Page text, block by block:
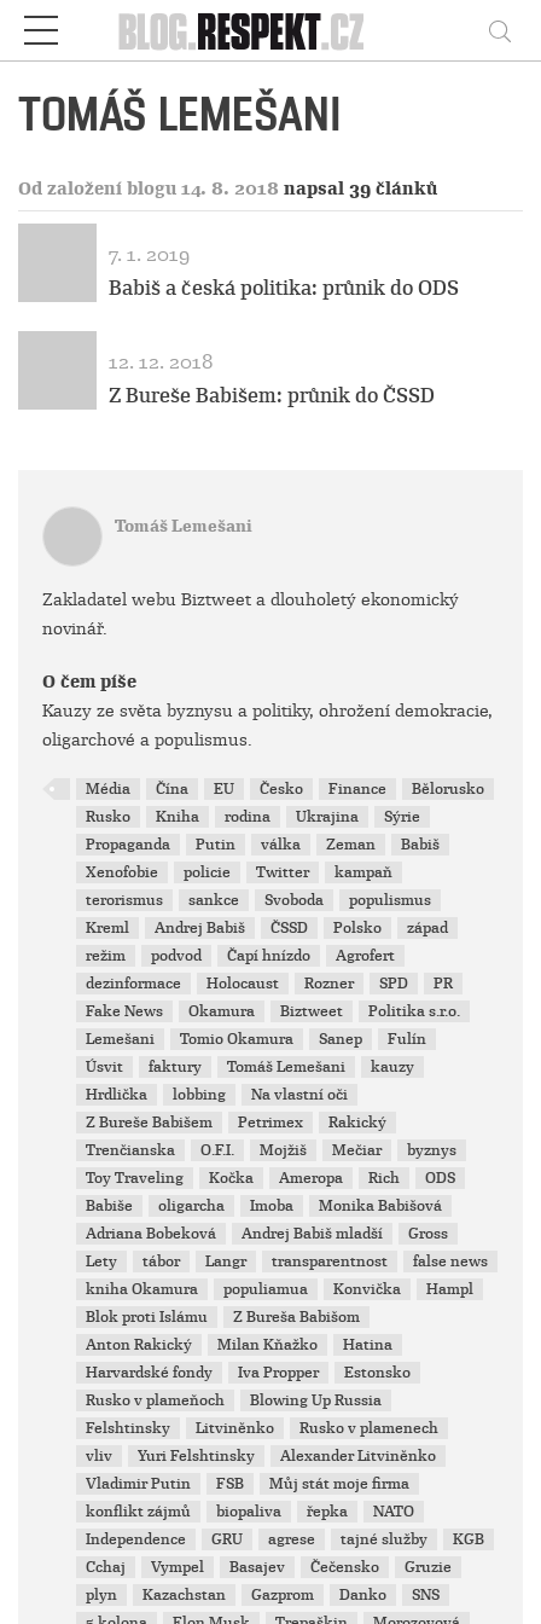
Respekt
TOMÁŠ LEMEŠANI
Od založení blogu 14. 8. 2018 napsal 39 článků
7. 1. 2019
Babiš a česká politika: průnik do ODS
12. 12. 2018
Z Bureše Babišem: průnik do ČSSD
Tomáš Lemešani
Zakladatel webu Biztweet a dlouholetý ekonomický
novinář.
O čem píše
Kauzy ze světa byznysu a politiky, ohrožení demokracie,
oligarchové a populismus.
Média Čína EU Česko Finance
Bělorusko
Rusko
Kniha rodina Ukrajina
Sýrie
Propaganda
Putin válka Zeman
Babiš
Xenofobie
policie Twitter
kampaň
terorismus
sankce Svoboda
populismus
Kreml
Andrej Babiš ČSSD Polsko
západ
režim
podvod Čapí hnízdo
Agrofert
dezinformace
Holocaust Rozner SPD
PR
Fake News
Okamura Biztweet
Politika s.r.o.
Lemešani
Tomio Okamura Sanep
Fulín
Úsvit
faktury Tomáš Lemešani
kauzy
Hrdlička
lobbing
Na vlastní oči
Z Bureše Babišem
Petrimex
Rakický
Trenčianska
O.F.I. Mojžiš Mečiar
byznys
Toy Traveling
Kočka Ameropa Rich
ODS
Babiše
oligarcha Imoba
Monika Babišová
Adriana Bobeková
Andrej Babiš mladší
Gross
Lety
tábor Langr transparentnost
false news
kniha Okamura
populiamua Konvička
Hampl
Blok proti Islámu
Z Bureša Babišom
Anton Rakický
Milan Kňažko
Hatina
Harvardské fondy
Iva Propper
Estonsko
Rusko v plameňoch
Blowing Up Russia
Felshtinsky
Litviněnko
Rusko v plamenech
vliv
Yuri Felshtinsky
Alexander Litviněnko
Vladimir Putin
FSB
Můj stát moje firma
konflikt zájmů
biopaliva řepka
NATO
Independence
GRU agrese tajné služby
KGB
Cchaj
Vympel Basajev Čečensko
Gruzie
plyn
Kazachstan Gazprom Danko
SNS